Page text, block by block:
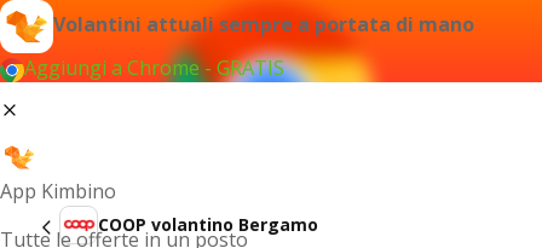
Volantini attuali sempre a portata di mano
Aggiungi a Chrome - GRATIS
App Kimbino
Tutte le offerte in un posto
COOP volantino Bergamo